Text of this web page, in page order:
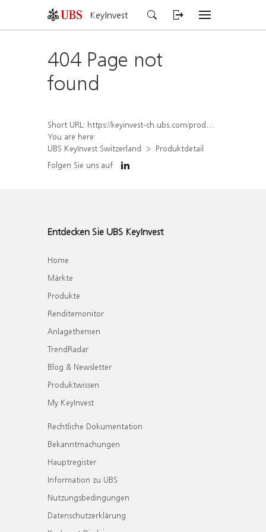
KeyInvest
404 Page not
found
Short URL: https://keyinvest-ch.ubs.com/produkt/detail/index/isin/CH1567412692
You are here:
UBS KeyInvest Switzerland
Produktdetail
Folgen Sie uns auf
Entdecken Sie UBS KeyInvest
Home
Märkte
Produkte
Renditemonitor
Anlagethemen
TrendRadar
Blog & Newsletter
Produktwissen
My KeyInvest
Rechtliche Dokumentation
Bekanntmachungen
Hauptregister
Information zu UBS
Nutzungsbedingungen
Datenschutzerklärung